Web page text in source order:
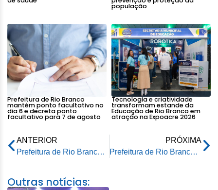
população
Prefeitura de Rio Branco
mantém ponto facultativo no
dia 6 e decreta ponto
facultativo para 7 de agosto
Tecnologia e criatividade
transformam estande da
Educação de Rio Branco em
atração na Expoacre 2026
ANTERIOR
Prefeitura de Rio Branco entrega Mercado Municipal do São Francisco
PRÓXIMA
Prefeitura de Rio Branco reforça ação social com a entrega de cestas a produtores rurais afetados
Outras notícias: